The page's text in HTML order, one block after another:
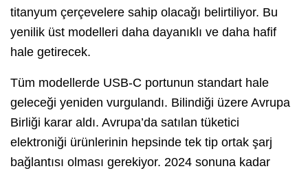
titanyum çerçevelere sahip olacağı belirtiliyor. Bu
yenilik üst modelleri daha dayanıklı ve daha hafif
hale getirecek.
Tüm modellerde USB-C portunun standart hale
geleceği yeniden vurgulandı. Bilindiği üzere Avrupa
Birliği karar aldı. Avrupa’da satılan tüketici
elektroniği ürünlerinin hepsinde tek tip ortak şarj
bağlantısı olması gerekiyor. 2024 sonuna kadar